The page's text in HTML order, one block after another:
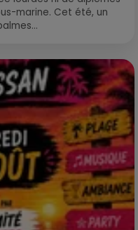
marine. Cet été, un